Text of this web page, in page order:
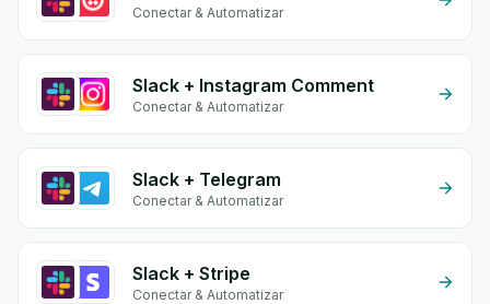
Conectar & Automatizar
Slack + Instagram Comment
Conectar & Automatizar
Slack + Telegram
Conectar & Automatizar
Slack + Stripe
Conectar & Automatizar